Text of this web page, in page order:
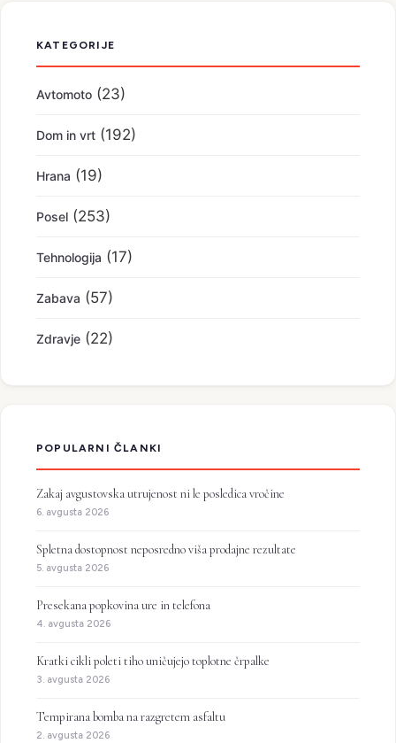
KATEGORIJE
Avtomoto (23)
Dom in vrt (192)
Hrana (19)
Posel (253)
Tehnologija (17)
Zabava (57)
Zdravje (22)
POPULARNI ČLANKI
Zakaj avgustovska utrujenost ni le posledica vročine
6. avgusta 2026
Spletna dostopnost neposredno viša prodajne rezultate
5. avgusta 2026
Presekana popkovina ure in telefona
4. avgusta 2026
Kratki cikli poleti tiho uničujejo toplotne črpalke
3. avgusta 2026
Tempirana bomba na razgretem asfaltu
2. avgusta 2026